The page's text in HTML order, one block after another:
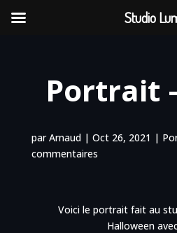
Portrait
parArnaud| Oct 26, 2021 |
commentaires
Voici le portrait fait au
Halloween
Studio